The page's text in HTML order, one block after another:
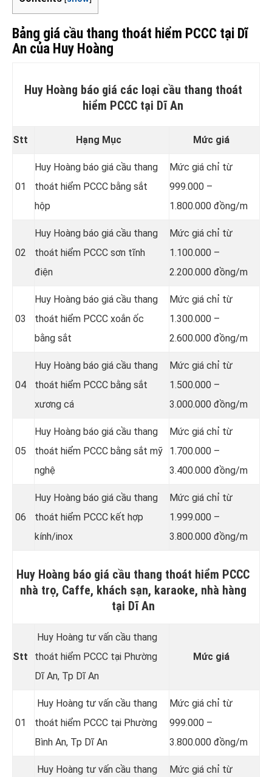
Bảng giá cầu thang thoát hiểm PCCC tại Dĩ
An của Huy Hoàng
Huy Hoàng báo giá các loại cầu thang thoát
hiểm PCCC tại Dĩ An
Stt Hạng Mục Mức giá
01
Huy Hoàng báo giá cầu thang
thoát hiểm PCCC bằng sắt
hộp
Mức giá chỉ từ
999.000 –
1.800.000 đồng/m
02
Huy Hoàng báo giá cầu thang
thoát hiểm PCCC sơn tĩnh
điện
Mức giá chỉ từ
1.100.000 –
2.200.000 đồng/m
03
Huy Hoàng báo giá cầu thang
thoát hiểm PCCC xoắn ốc
bằng sắt
Mức giá chỉ từ
1.300.000 –
2.600.000 đồng/m
04
Huy Hoàng báo giá cầu thang
thoát hiểm PCCC bằng sắt
xương cá
Mức giá chỉ từ
1.500.000 –
3.000.000 đồng/m
05
Huy Hoàng báo giá cầu thang
thoát hiểm PCCC bằng sắt mỹ
nghệ
Mức giá chỉ từ
1.700.000 –
3.400.000 đồng/m
06
Huy Hoàng báo giá cầu thang
thoát hiểm PCCC kết hợp
kính/inox
Mức giá chỉ từ
1.999.000 –
3.800.000 đồng/m
Huy Hoàng báo giá cầu thang thoát hiểm PCCC
nhà trọ, Caffe, khách sạn, karaoke, nhà hàng
tại Dĩ An
Stt
Huy Hoàng tư vấn cầu thang
thoát hiểm PCCC tại Phường
Dĩ An, Tp Dĩ An
Mức giá
01
Huy Hoàng tư vấn cầu thang
thoát hiểm PCCC tại Phường
Bình An, Tp Dĩ An
Mức giá chỉ từ
999.000 –
3.800.000 đồng/m
Huy Hoàng tư vấn cầu thang
Mức giá chỉ từ